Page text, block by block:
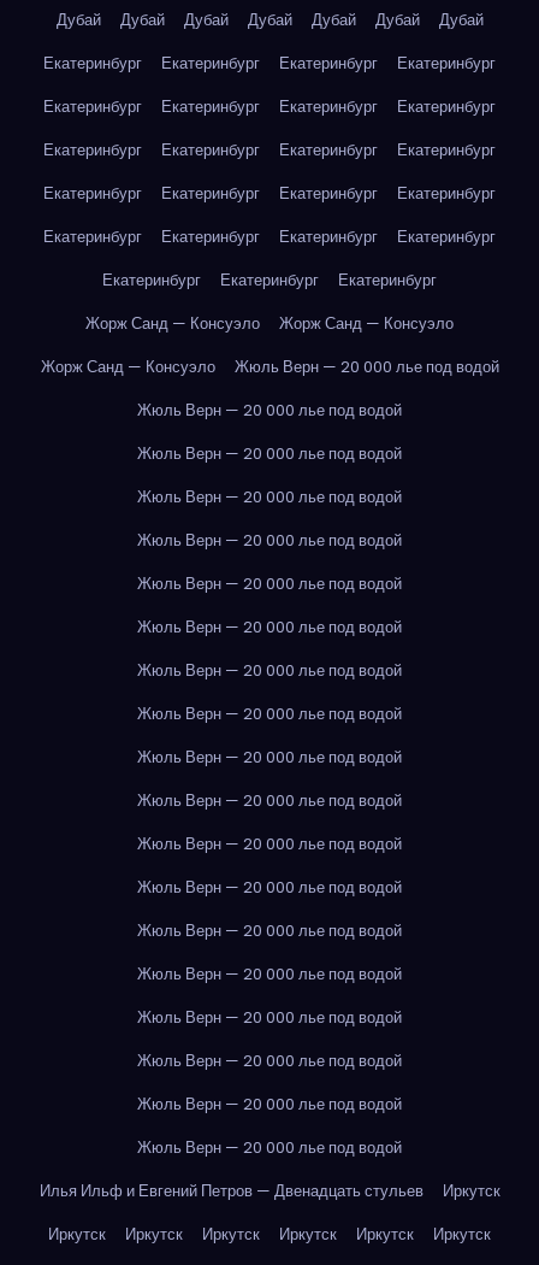
Дубай
Дубай Дубай Дубай Дубай Дубай
Дубай
Екатеринбург
Екатеринбург Екатеринбург
Екатеринбург
Екатеринбург
Екатеринбург Екатеринбург
Екатеринбург
Екатеринбург
Екатеринбург Екатеринбург
Екатеринбург
Екатеринбург
Екатеринбург Екатеринбург
Екатеринбург
Екатеринбург
Екатеринбург Екатеринбург
Екатеринбург
Екатеринбург
Екатеринбург
Екатеринбург
Жорж Санд — Консуэло
Жорж Санд — Консуэло
Жорж Санд — Консуэло
Жюль Верн — 20 000 лье под водой
Жюль Верн — 20 000 лье под водой
Жюль Верн — 20 000 лье под водой
Жюль Верн — 20 000 лье под водой
Жюль Верн — 20 000 лье под водой
Жюль Верн — 20 000 лье под водой
Жюль Верн — 20 000 лье под водой
Жюль Верн — 20 000 лье под водой
Жюль Верн — 20 000 лье под водой
Жюль Верн — 20 000 лье под водой
Жюль Верн — 20 000 лье под водой
Жюль Верн — 20 000 лье под водой
Жюль Верн — 20 000 лье под водой
Жюль Верн — 20 000 лье под водой
Жюль Верн — 20 000 лье под водой
Жюль Верн — 20 000 лье под водой
Жюль Верн — 20 000 лье под водой
Жюль Верн — 20 000 лье под водой
Жюль Верн — 20 000 лье под водой
Илья Ильф и Евгений Петров — Двенадцать стульев
Иркутск
Иркутск
Иркутск Иркутск Иркутск Иркутск
Иркутск